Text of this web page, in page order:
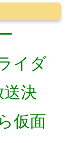
イダ
送決
仮面